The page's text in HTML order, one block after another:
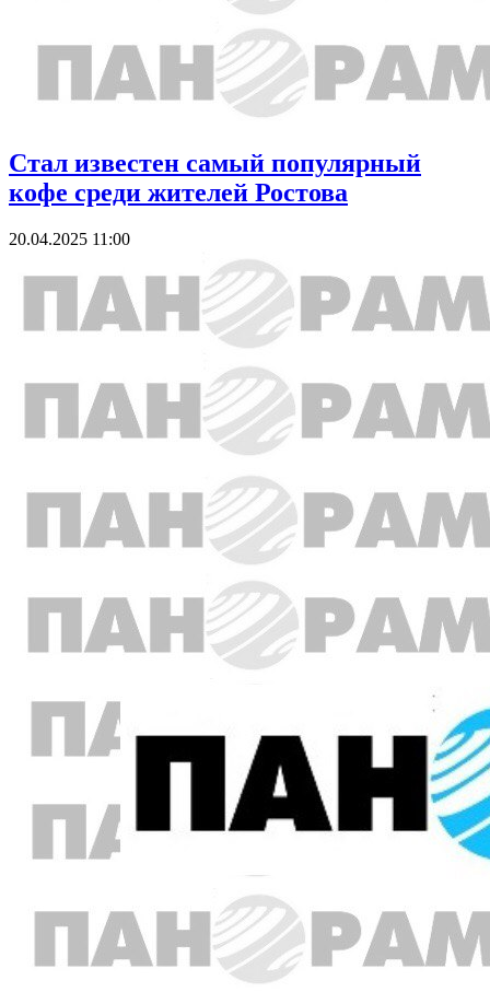
Стал известен самый популярный
кофе среди жителей Ростова
20.04.2025 11:00